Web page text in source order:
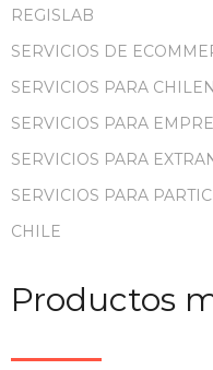
REGISLAB
SERVICIOS DE
SERVICIOS PARA
SERVICIOS PARA
SERVICIOS PARA
SERVICIOS PARA
CHILE
Productos